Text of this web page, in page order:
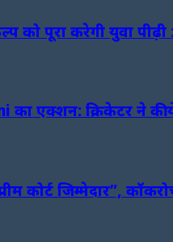
को पूरा करेगी युवा पीढ़ी
का एक्शन: क्रिकेटर ने की
कोर्ट जिम्मेदार”,